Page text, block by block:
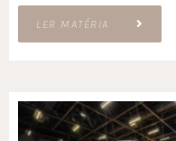
LER MATÉRIA